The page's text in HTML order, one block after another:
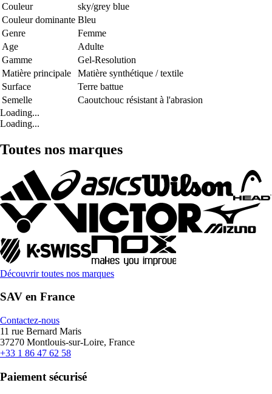
Couleur
sky/grey blue
Couleur dominante Bleu
Genre
Femme
Age
Adulte
Gamme
Gel-Resolution
Matière principale
Matière synthétique / textile
Surface
Terre battue
Semelle
Caoutchouc résistant à l'abrasion
Loading...
Loading...
Toutes nos marques
Découvrir toutes nos marques
SAV en France
Contactez-nous
11 rue Bernard Maris
37270 Montlouis-sur-Loire, France
+33 1 86 47 62 58
Paiement sécurisé